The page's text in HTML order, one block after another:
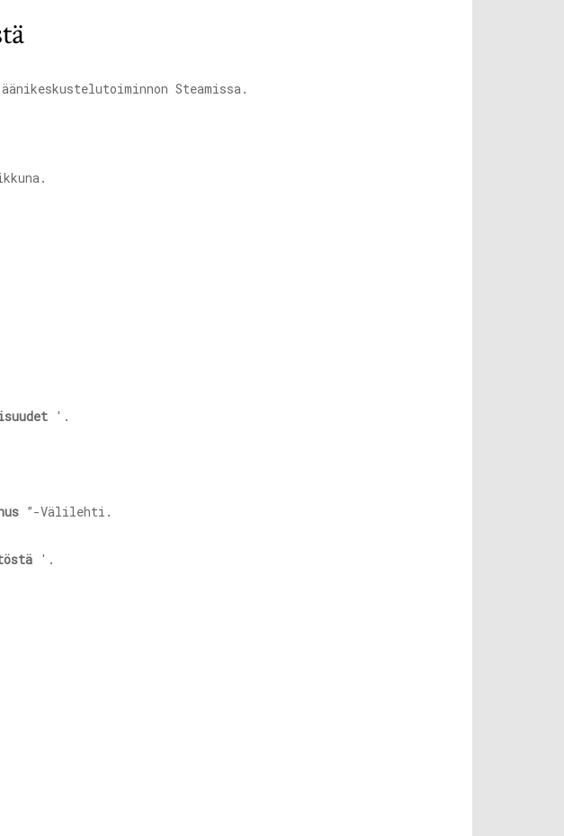
Steamissa.
'.
”-Välilehti.
'.